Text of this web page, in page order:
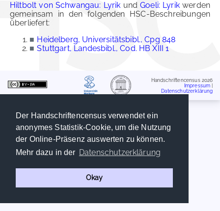
Der Handschriftencensus verwendet ein
anonymes Statistik-Cookie, um die Nutzung
der Online-Präsenz auswerten zu können.
Mehr dazu in der Datenschutzerklärung
Okay
Hiltbolt von Schwangau: Lyrik undGoeli: Lyrikwerden
gemeinsam in den folgenden HSC-Beschreibungen
überliefert:
■ Heidelberg, Universitätsbibl., Cpg 848
■ Stuttgart, Landesbibl., Cod. HB XIII 1
Handschriftencensus 2026
Impressum
Datenschutzerklärung